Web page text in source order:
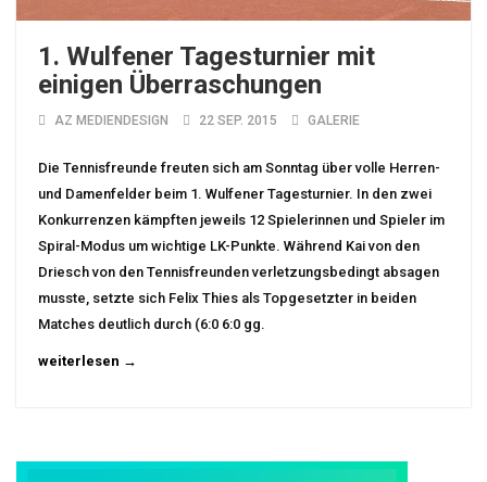
1. Wulfener Tagesturnier mit
einigen Überraschungen
AZ MEDIENDESIGN 22 SEP. 2015 GALERIE
Die Tennisfreunde freuten sich am Sonntag über volle Herren-
und Damenfelder beim 1. Wulfener Tagesturnier. In den zwei
Konkurrenzen kämpften jeweils 12 Spielerinnen und Spieler im
Spiral-Modus um wichtige LK-Punkte. Während Kai von den
Driesch von den Tennisfreunden verletzungsbedingt absagen
musste, setzte sich Felix Thies als Topgesetzter in beiden
Matches deutlich durch (6:0 6:0 gg.
weiterlesen →